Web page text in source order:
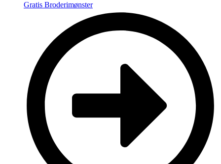
Gratis Broderimønster